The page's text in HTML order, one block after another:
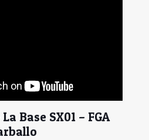
Base SX01 – FGA